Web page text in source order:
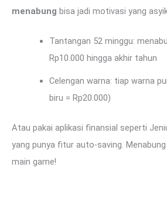
menabung bisa jadi motivasi yang
Tantangan 52 minggu:
Rp10.000 hingga akhir tahun
Celengan warna: tiap warna
biru = Rp20.000)
Atau pakai aplikasi finansial seperti
yang punya fitur auto-saving.
main game!